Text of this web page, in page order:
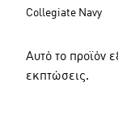
Collegiate Navy
Αυτό το προϊόν
εκπτώσεις.